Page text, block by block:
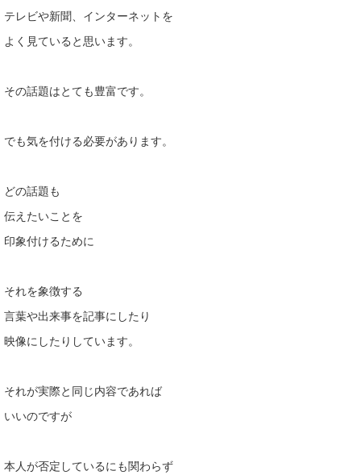
テレビや新聞、インターネットを
よく見ていると思います。
その話題はとても豊富です。
でも気を付ける必要があります。
どの話題も
伝えたいことを
印象付けるために
それを象徴する
言葉や出来事を記事にしたり
映像にしたりしています。
それが実際と同じ内容であれば
いいのですが
本人が否定しているにも関わらず